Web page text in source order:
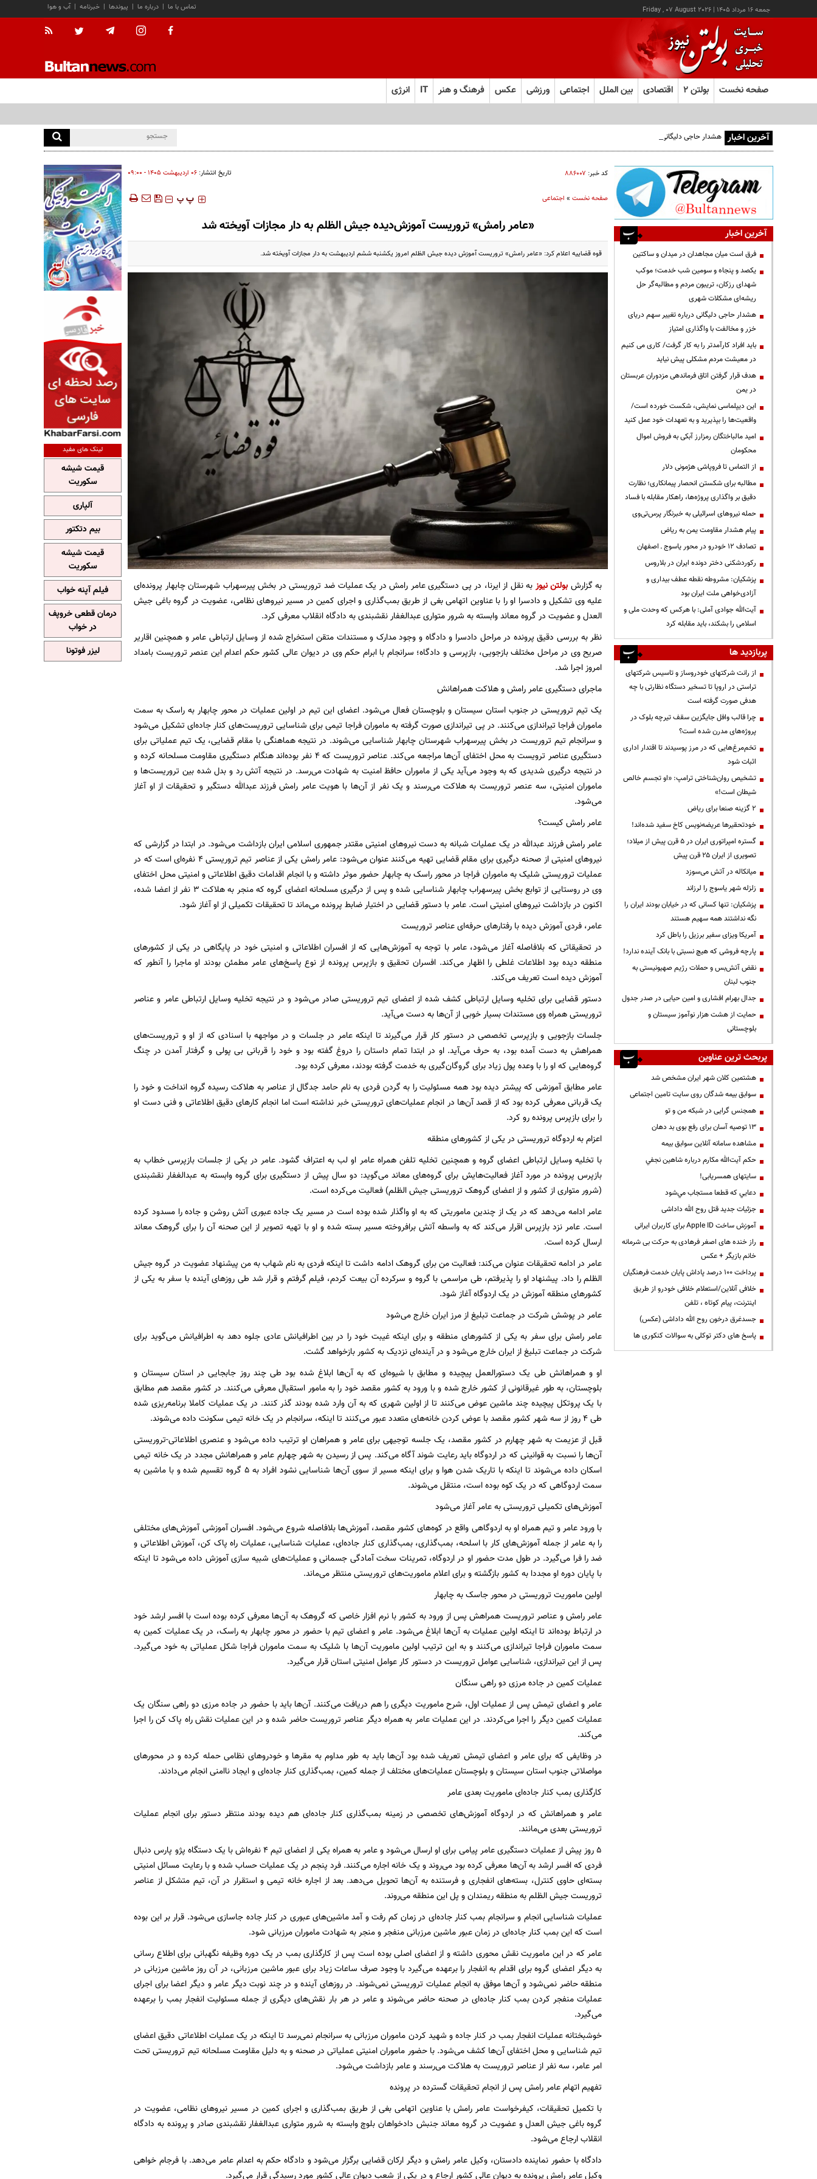
جمعه ۱۶ مرداد ۱۴۰۵ |
Friday , 07 August 2026 آب و هوا | خبرنامه | پیوندها | درباره ما | تماس با ما
صفحه نخست بولتن ۲ اقتصادی بین الملل اجتماعی ورزشی عکس فرهنگ و هنر IT انرژی
آخرین اخبار هشدار حاجی دلیگانی درباره تغییر سهم دریای خزر و مخالفت با واگذاری امتیاز
کد خبر: ۸۸۶۰۰۷ تاریخ انتشار: ۰۶ ارديبهشت ۱۴۰۵ - ۰۹:۰۰
صفحه نخست» اجتماعی ‍‍‍ پ پ
«عامر رامش» تروریست آموزش‌دیده جیش الظلم به دار مجازات آویخته شد
قوه قضاییه اعلام کرد: «عامر رامش» تروریست آموزش دیده جیش الظلم امروز یکشنبه ششم اردیبهشت به دار مجازات آویخته شد.
به گزارش بولتن نیوز به نقل از ایرنا، در پی دستگیری عامر رامش در یک عملیات ضد تروریستی در بخش پیرسهراب شهرستان چابهار پرونده‌ای
علیه وی تشکیل و دادسرا او را با عناوین اتهامی بغی از طریق بمب‌گذاری و اجرای کمین در مسیر نیروهای نظامی، عضویت در گروه باغی جیش
العدل و عضویت در گروه معاند وابسته به شرور متواری عبدالغفار نقشبندی به دادگاه انقلاب معرفی کرد.
نظر به بررسی دقیق پرونده در مراحل دادسرا و دادگاه و وجود مدارک و مستندات متقن استخراج شده از وسایل ارتباطی عامر و همچنین اقاریر
صریح وی در مراحل مختلف بازجویی، بازپرسی و دادگاه؛ سرانجام با ابرام حکم وی در دیوان عالی کشور حکم اعدام این عنصر تروریست بامداد
امروز اجرا شد.
ماجرای دستگیری عامر رامش و هلاکت همراهانش
یک تیم تروریستی در جنوب استان سیستان و بلوچستان فعال می‌شود. اعضای این تیم در اولین عملیات در محور چابهار به راسک به سمت
ماموران فراجا تیراندازی می‌کنند. در پی تیراندازی صورت گرفته به ماموران فراجا تیمی برای شناسایی تروریست‌های کنار جاده‌ای تشکیل می‌شود
و سرانجام تیم تروریست در بخش پیرسهراب شهرستان چابهار شناسایی می‌شوند. در نتیجه هماهنگی با مقام قضایی، یک تیم عملیاتی برای
دستگیری عناصر ترویست به محل اختفای آن‌ها مراجعه می‌کند. عناصر تروریست که ۴ نفر بوده‌اند هنگام دستگیری مقاومت مسلحانه کرده و
در نتیجه درگیری شدیدی که به وجود می‌آید یکی از ماموران حافظ امنیت به شهادت می‌رسد. در نتیجه آتش رد و بدل شده بین تروریست‌ها و
ماموران امنیتی، سه عنصر تروریست به هلاکت می‌رسند و یک نفر از آن‌ها با هویت عامر رامش فرزند عبدالله دستگیر و تحقیقات از او آغاز
می‌شود.
عامر رامش کیست؟
عامر رامش فرزند عبدالله در یک عملیات شبانه به دست نیروهای امنیتی مقتدر جمهوری اسلامی ایران بازداشت می‌شود. در ابتدا در گزارشی که
نیروهای امنیتی از صحنه درگیری برای مقام قضایی تهیه می‌کنند عنوان می‌شود: عامر رامش یکی از عناصر تیم تروریستی ۴ نفره‌ای است که در
عملیات تروریستی شلیک به ماموران فراجا در محور راسک به چابهار حضور موثر داشته و با انجام اقدامات دقیق اطلاعاتی و امنیتی محل اختفای
وی در روستایی از توابع بخش پیرسهراب چابهار شناسایی شده و پس از درگیری مسلحانه اعضای گروه که منجر به هلاکت ۳ نفر از اعضا شده،
اکنون در بازداشت نیروهای امنیتی است. عامر با دستور قضایی در اختیار ضابط پرونده می‌ماند تا تحقیقات تکمیلی از او آغاز شود.
عامر، فردی آموزش دیده با رفتارهای حرفه‌ای عناصر تروریست
در تحقیقاتی که بلافاصله آغاز می‌شود، عامر با توجه به آموزش‌هایی که از افسران اطلاعاتی و امنیتی خود در پایگاهی در یکی از کشورهای
منطقه دیده بود اطلاعات غلطی را اظهار می‌کند. افسران تحقیق و بازپرس پرونده از نوع پاسخ‌های عامر مطمئن بودند او ماجرا را آنطور که
آموزش دیده است تعریف می‌کند.
دستور قضایی برای تخلیه وسایل ارتباطی کشف شده از اعضای تیم تروریستی صادر می‌شود و در نتیجه تخلیه وسایل ارتباطی عامر و عناصر
تروریستی همراه وی مستندات بسیار خوبی از آن‌ها به دست می‌آید.
جلسات بازجویی و بازپرسی تخصصی در دستور کار قرار می‌گیرند تا اینکه عامر در جلسات و در مواجهه با اسنادی که از او و تروریست‌های
همراهش به دست آمده بود، به حرف می‌آید. او در ابتدا تمام داستان را دروغ گفته بود و خود را قربانی بی پولی و گرفتار آمدن در چنگ
گروه‌هایی که او را با وعده پول زیاد برای گروگان‌گیری به خدمت گرفته بودند، معرفی کرده بود.
عامر مطابق آموزشی که پیشتر دیده بود همه مسئولیت را به گردن فردی به نام حامد جدگال از عناصر به هلاکت رسیده گروه انداخت و خود را
یک قربانی معرفی کرده بود که از قصد آن‌ها در انجام عملیات‌های تروریستی خبر نداشته است اما انجام کارهای دقیق اطلاعاتی و فنی دست او
را برای بازپرس پرونده رو کرد.
اعزام به اردوگاه تروریستی در یکی از کشورهای منطقه
با تخلیه وسایل ارتباطی اعضای گروه و همچنین تخلیه تلفن همراه عامر او لب به اعتراف گشود. عامر در یکی از جلسات بازپرسی خطاب به
بازپرس پرونده در مورد آغاز فعالیت‌هایش برای گروه‌های معاند می‌گوید: دو سال پیش از دستگیری برای گروه وابسته به عبدالغفار نقشبندی
(شرور متواری از کشور و از اعضای گروهک تروریستی جیش الظلم) فعالیت می‌کرده است.
عامر ادامه می‌دهد که در یک از چندین ماموریتی که به او واگذار شده بوده است در مسیر یک جاده عبوری آتش روشن و جاده را مسدود کرده
است. عامر نزد بازپرس اقرار می‌کند که به واسطه آتش برافروخته مسیر بسته شده و او با تهیه تصویر از این صحنه آن را برای گروهک معاند
ارسال کرده است.
عامر در ادامه تحقیقات عنوان می‌کند: فعالیت من برای گروهک ادامه داشت تا اینکه فردی به نام شهاب به من پیشنهاد عضویت در گروه جیش
الظلم را داد. پیشنهاد او را پذیرفتم، طی مراسمی با گروه و سرکرده آن بیعت کردم، فیلم گرفتم و قرار شد طی روزهای آینده با سفر به یکی از
کشورهای منطقه آموزش در یک اردوگاه آغاز شود.
عامر در پوشش شرکت در جماعت تبلیغ از مرز ایران خارج می‌شود
عامر رامش برای سفر به یکی از کشورهای منطقه و برای اینکه غیبت خود را در بین اطرافیانش عادی جلوه دهد به اطرافیانش می‌گوید برای
شرکت در جماعت تبلیغ از ایران خارج می‌شود و در آینده‌ای نزدیک به کشور بازخواهد گشت.
او و همراهانش طی یک دستورالعمل پیچیده و مطابق با شیوه‌ای که به آن‌ها ابلاغ شده بود طی چند روز جابجایی در استان سیستان و
بلوچستان، به طور غیرقانونی از کشور خارج شده و با ورود به کشور مقصد خود را به مامور استقبال معرفی می‌کنند. در کشور مقصد هم مطابق
با یک پروتکل پیچیده چند ماشین عوض می‌کنند تا از اولین شهری که به آن وارد شده بودند گذر ‌کنند. در یک عملیات کاملا برنامه‌ریزی شده
طی ۴ روز از سه شهر کشور مقصد با عوض کردن خانه‌های متعدد عبور می‌کنند تا اینکه، سرانجام در یک خانه تیمی سکونت داده می‌شوند.
قبل از عزیمت به شهر چهارم در کشور مقصد، یک جلسه توجیهی برای عامر و همراهان او ترتیب داده می‌شود و عنصری اطلاعاتی-تروریستی
آن‌ها را نسبت به قوانینی که در اردوگاه باید رعایت شوند آگاه می‌کند. پس از رسیدن به شهر چهارم عامر و همراهانش مجدد در یک خانه تیمی
اسکان داده می‌شوند تا اینکه با تاریک شدن هوا و برای اینکه مسیر از سوی آن‌ها شناسایی نشود افراد به ۵ گروه تقسیم شده و با ماشین به
سمت اردوگاهی که در یک کوه بوده است، منتقل می‌شوند.
آموزش‌های تکمیلی تروریستی به عامر آغاز می‌شود
با ورود عامر و تیم همراه او به اردوگاهی واقع در کوه‌های کشور مقصد، آموزش‌ها بلافاصله شروع می‌شود. افسران آموزشی آموزش‌های مختلفی
را به عامر از جمله آموزش‌های کار با اسلحه، بمب‌گذاری، بمب‌گذاری کنار جاده‌ای، عملیات شناسایی، عملیات راه پاک کن، آموزش اطلاعاتی و
ضد را فرا می‌گیرد. در طول مدت حضور او در اردوگاه، تمرینات سخت آمادگی جسمانی و عملیات‌های شبیه سازی آموزش داده می‌شود تا اینکه
با پایان دوره او مجددا به کشور بازگشته و برای اعلام ماموریت‌های تروریستی منتظر می‌ماند.
اولین ماموریت تروریستی در محور جاسک به چابهار
عامر رامش و عناصر تروریست همراهش پس از ورود به کشور با نرم افزار خاصی که گروهک به آن‌ها معرفی کرده بوده است با افسر ارشد خود
در ارتباط بوده‌اند تا اینکه اولین عملیات به آن‌ها ابلاغ می‌شود. عامر و اعضای تیم با حضور در محور چابهار به راسک، در یک عملیات کمین به
سمت ماموران فراجا تیراندازی می‌کنند و به این ترتیب اولین ماموریت آن‌ها با شلیک به سمت ماموران فراجا شکل عملیاتی به خود می‌گیرد.
پس از این تیراندازی، شناسایی عوامل تروریست در دستور کار عوامل امنیتی استان قرار می‌گیرد.
عملیات کمین در جاده مرزی دو راهی سنگان
عامر و اعضای تیمش پس از عملیات اول، شرح ماموریت دیگری را هم دریافت می‌کنند. آن‌ها باید با حضور در جاده مرزی دو راهی سنگان یک
عملیات کمین دیگر را اجرا می‌کردند. در این عملیات عامر به همراه دیگر عناصر تروریست حاضر شده و در این عملیات نقش راه پاک کن را اجرا
می‌کند.
در وظایفی که برای عامر و اعضای تیمش تعریف شده بود آن‌ها باید به طور مداوم به مقرها و خودروهای نظامی حمله کرده و در محورهای
مواصلاتی جنوب استان سیستان و بلوچستان عملیات‌های مختلف از جمله کمین، بمب‌گذاری کنار جاده‌ای و ایجاد ناامنی انجام می‌دادند.
کارگذاری بمب کنار جاده‌ای ماموریت بعدی عامر
عامر و همراهانش که در اردوگاه آموزش‌های تخصصی در زمینه بمب‌گذاری کنار جاده‌ای هم دیده بودند منتظر دستور برای انجام عملیات
تروریستی بعدی می‌مانند.
۵ روز پیش از عملیات دستگیری عامر پیامی برای او ارسال می‌شود و عامر به همراه یکی از اعضای تیم ۴ نفره‌اش با یک دستگاه پژو پارس دنبال
فردی که افسر ارشد به آن‌ها معرفی کرده بود می‌روند و یک خانه اجاره می‌کنند. فرد پنجم در یک عملیات حساب شده و با رعایت مسائل امنیتی
بسته‌ای حاوی کنترل، بسته‌های انفجاری و فرستنده به آن‌ها تحویل می‌دهد. بعد از اجاره خانه تیمی و استقرار در آن، تیم متشکل از عناصر
تروریست جیش الظلم به منطقه ریمندان و پل این منطقه می‌روند.
عملیات شناسایی انجام و سرانجام بمب کنار جاده‌ای در زمان کم رفت و آمد ماشین‌های عبوری در کنار جاده جاسازی می‌شود. قرار بر این بوده
است که این بمب کنار جاده‌ای در زمان عبور ماشین مرزبانی منفجر و منجر به شهادت ماموران مرزبانی شود.
عامر که در این ماموریت نقش محوری داشته و از اعضای اصلی بوده است پس از کارگذاری بمب در یک دوره وظیفه نگهبانی برای اطلاع رسانی
به دیگر اعضای گروه برای اقدام به انفجار را برعهده می‌گیرد با وجود صرف ساعات زیاد برای عبور ماشین مرزبانی، در آن روز ماشین مرزبانی در
منطقه حاضر نمی‌شود و آن‌ها موفق به انجام عملیات تروریستی نمی‌شوند. در روزهای آینده و در چند نوبت دیگر عامر و دیگر اعضا برای اجرای
عملیات منفجر کردن بمب کنار جاده‌ای در صحنه حاضر می‌شوند و عامر در هر بار نقش‌های دیگری از جمله مسئولیت انفجار بمب را برعهده
می‌گیرد.
خوشبختانه عملیات انفجار بمب در کنار جاده و شهید کردن ماموران مرزبانی به سرانجام نمی‌رسد تا اینکه در یک عملیات اطلاعاتی دقیق اعضای
تیم شناسایی و محل اختفای آن‌ها کشف می‌شود. با حضور ماموران امنیتی عملیاتی در صحنه و به دلیل مقاومت مسلحانه تیم تروریستی تحت
امر عامر، سه نفر از عناصر تروریست به هلاکت می‌رسند و عامر بازداشت می‌شود.
تفهیم اتهام عامر رامش پس از انجام تحقیقات گسترده در پرونده
با تکمیل تحقیقات، کیفرخواست عامر رامش با عناوین اتهامی بغی از طریق بمب‌گذاری و اجرای کمین در مسیر نیروهای نظامی، عضویت در
گروه باغی جیش العدل و عضویت در گروه معاند جنبش دادخواهان بلوچ وابسته به شرور متواری عبدالغفار نقشبندی صادر و پرونده به دادگاه
انقلاب ارجاع می‌شود.
دادگاه با حضور نماینده دادستان، وکیل عامر رامش و دیگر ارکان قضایی برگزار می‌شود و دادگاه حکم به اعدام عامر می‌دهد. با فرجام خواهی
وکیل عامر رامش پرونده به دیوان عالی کشور ارجاع و در یکی از شعب دیوان عالی کشور مورد رسیدگی قرار می‌گیرد.
آخرین اخبار
فرق است میان مجاهدان در میدان و ساکتین
یکصد و پنجاه و سومین شب خدمت؛ موکب
شهدای رزکان، تریبون مردم و مطالبه‌گر حل
ریشه‌ای مشکلات شهری
هشدار حاجی دلیگانی درباره تغییر سهم دریای
خزر و مخالفت با واگذاری امتیاز
باید افراد کارآمدتر را به کار گرفت/ کاری می کنیم
در معیشت مردم مشکلی پیش نیاید
هدف قرار گرفتن اتاق‌ فرماندهی مزدوران عربستان
در یمن
این دیپلماسی نمایشی، شکست خورده است/
واقعیت‌ها را بپذیرید و به تعهدات خود عمل کنید
امید مالباختگان رمزارز آبکی به فروش اموال
محکومان
از التماس تا فروپاشی هژمونی دلار
مطالبه برای شکستن انحصار پیمانکاری؛ نظارت
دقیق بر واگذاری پروژه‌ها، راهکار مقابله با فساد
حمله نیروهای اسرائیلی به خبرنگار پرس‌تی‌وی
پیام هشدار مقاومت یمن به ریاض
تصادف ۱۲ خودرو در محور یاسوج ـ اصفهان
رکوردشکنی دختر دونده ایران در بلاروس
پزشکیان: مشروطه نقطه عطف بیداری و
آزادی‌خواهی ملت ایران بود
آیت‌الله جوادی آملی: با هرکس که وحدت ملی و
اسلامی را بشکند، باید مقابله کرد
پربازدید ها
از رانت‌ شرکتهای خودروساز و تاسیس شرکتهای
تراستی در اروپا تا تسخیر دستگاه نظارتی با چه
هدفی صورت گرفته است
چرا قالب وافل جایگزین سقف تیرچه بلوک در
پروژه‌های مدرن شده است؟
تخم‌مرغ‌هایی که در مرز پوسیدند تا اقتدار اداری
اثبات شود
تشخیص روان‌شناختی ترامپ: «او تجسم خالص
شیطان است!»
۲ گزینه صنعا برای ریاض
خودتحقیرها عریضه‌نویس کاخ سفید شده‌اند!
گستره امپراتوری ایران در ۵ قرن پیش از میلاد؛
تصویری از ایران ۲۵ قرن پیش
میانکاله در آتش می‌سوزد
زلزله شهر یاسوج را لرزاند
پزشکیان: تنها کسانی که در خیابان بودند ایران را
نگه نداشتند همه سهیم هستند
آمریکا ویزای سفیر برزیل را باطل کرد
پارچه فروشی که هیچ نسبتی با بانک آینده ندارد!
نقض آتش‌بس و حملات رژیم صهیونیستی به
جنوب لبنان
جدال بهرام افشاری و امین حیایی در صدر جدول
حمایت از هشت هزار نوآموز سیستان و
بلوچستانی
پربحث ترین عناوین
هشتمین کلان شهر ایران مشخص شد
سوابق بیمه شدگان روی سایت تامین اجتماعی
همجنس گرایی در شبکه من و تو
13 توصیه آسان برای رفع بوی بد دهان
مشاهده سامانه آنلاين سوابق بیمه
حكم آيت‌الله مكارم درباره شاهين نجفي
سایتهای همسریابی!
دعايي كه قطعا مستجاب مي‌شود
جزئیات جدید قتل روح الله داداشی
آموزش ساخت Apple ID برای کاربران ایرانی
راز خنده های اصغر فرهادی به حرکت بی شرمانه
خانم بازیگر + عکس
پرداخت ۱۰۰ درصد پاداش پایان خدمت فرهنگیان
خلافی آنلاین/استعلام خلافی خودرو از طریق
اینترنت، پیام کوتاه ، تلفن
جسدغرق درخون روح الله داداشی (عکس)
پاسخ های دکتر توکلی به سوالات کنکوری ها
لینک های مفید
قیمت شیشه
سکوریت
آلپاری
بیم دتکتور
قیمت شیشه
سکوریت
فیلم آپنه خواب
درمان قطعی خروپف
در خواب
لیزر فوتونا